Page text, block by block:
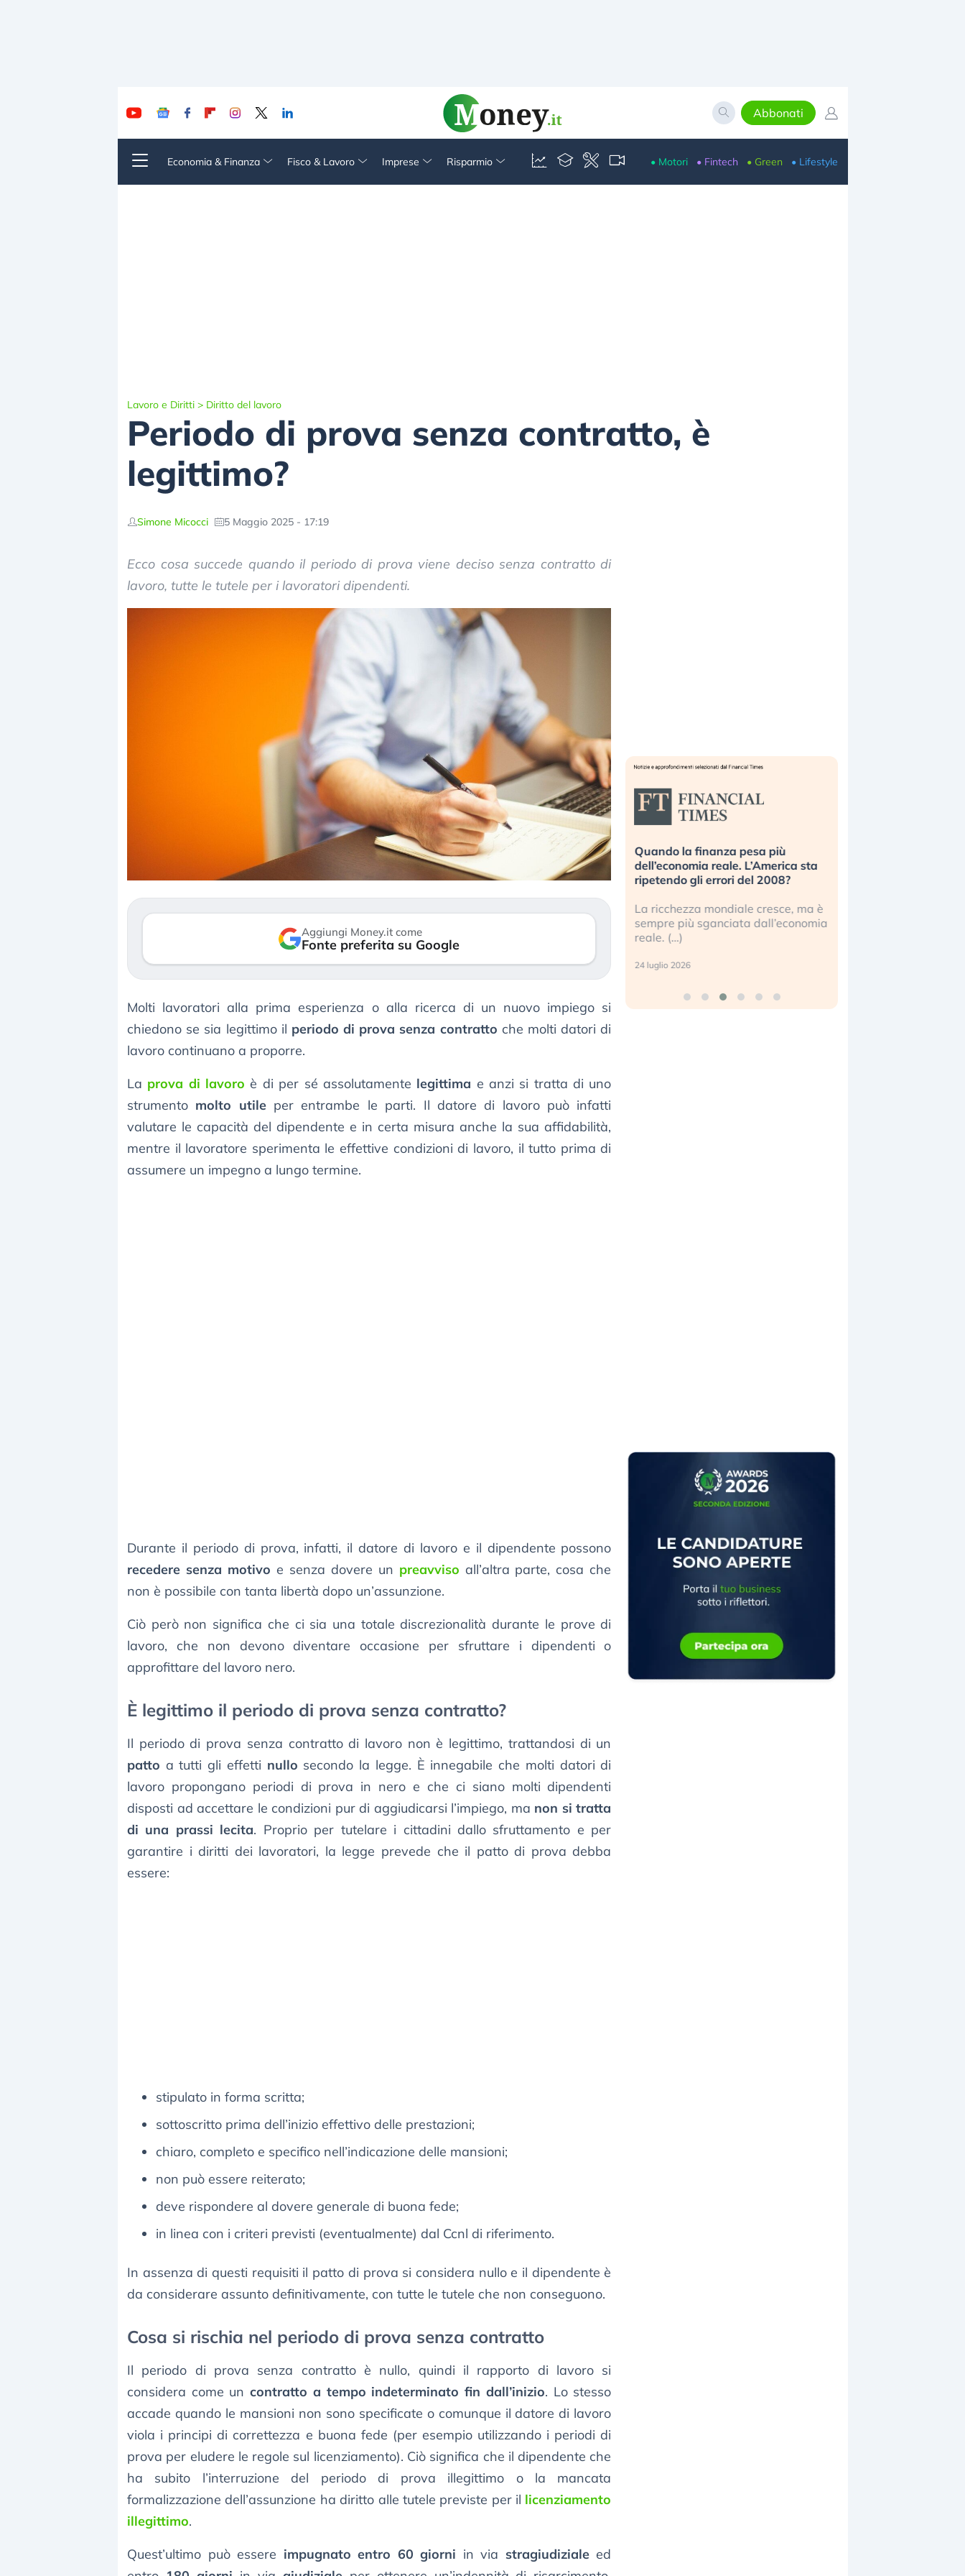
Abbonati
Economia & Finanza Fisco & Lavoro Imprese Risparmio • Motori • Fintech • Green • Lifestyle
Lavoro e Diritti > Diritto del lavoro
Periodo di prova senza contratto, è
legittimo?
Simone Micocci 5 Maggio 2025 - 17:19
Ecco cosa succede quando il periodo di prova viene deciso senza contratto di
lavoro, tutte le tutele per i lavoratori dipendenti.
Aggiungi Money.it come
Fonte preferita su Google
Molti lavoratori alla prima esperienza o alla ricerca di un nuovo impiego si
chiedono se sia legittimo il periodo di prova senza contratto che molti datori di
lavoro continuano a proporre.
La prova di lavoro è di per sé assolutamente legittima e anzi si tratta di uno
strumento molto utileper entrambe le parti. Il datore di lavoro può infatti
valutare le capacità del dipendente e in certa misura anche la sua affidabilità,
mentre il lavoratore sperimenta le effettive condizioni di lavoro, il tutto prima di
assumere un impegno a lungo termine.
Durante il periodo di prova, infatti, il datore di lavoro e il dipendente possono
recedere senza motivo e senza dovere un preavviso all’altra parte, cosa che
non è possibile con tanta libertà dopo un’assunzione.
Ciò però non significa che ci sia una totale discrezionalità durante le prove di
lavoro, che non devono diventare occasione per sfruttare i dipendenti o
approfittare del lavoro nero.
È legittimo il periodo di prova senza contratto?
Il periodo di prova senza contratto di lavoro non è legittimo, trattandosi di un
patto a tutti gli effetti nullo secondo la legge. È innegabile che molti datori di
lavoro propongano periodi di prova in nero e che ci siano molti dipendenti
disposti ad accettare le condizioni pur di aggiudicarsi l’impiego, ma non si tratta
di una prassi lecita. Proprio per tutelare i cittadini dallo sfruttamento e per
garantire i diritti dei lavoratori, la legge prevede che il patto di prova debba
essere:
stipulato in forma scritta;
sottoscritto prima dell’inizio effettivo delle prestazioni;
chiaro, completo e specifico nell’indicazione delle mansioni;
non può essere reiterato;
deve rispondere al dovere generale di buona fede;
in linea con i criteri previsti (eventualmente) dal Ccnl di riferimento.
In assenza di questi requisiti il patto di prova si considera nullo e il dipendente è
da considerare assunto definitivamente, con tutte le tutele che non conseguono.
Cosa si rischia nel periodo di prova senza contratto
Il periodo di prova senza contratto è nullo, quindi il rapporto di lavoro si
considera come uncontratto a tempo indeterminato fin dall’inizio. Lo stesso
accade quando le mansioni non sono specificate o comunque il datore di lavoro
viola i principi di correttezza e buona fede (per esempio utilizzando i periodi di
prova per eludere le regole sul licenziamento). Ciò significa che il dipendente che
ha subito l’interruzione del periodo di prova illegittimo o la mancata
formalizzazione dell’assunzione ha diritto alle tutele previste per il licenziamento
illegittimo.
Quest’ultimo può essere impugnato entro 60 giorni in via stragiudizialeed
Dalle valutazioni estreme alla
correzione. Cosa sta guidando il
repricing degli asset?
3 agosto 2026
«La mia vita è rovinata». Investitori
in preda al panico dopo lo scoppio
della bolla AI
Kospi, mentre gli investitori retail (…)
30 luglio 2026
Quando la finanza pesa più
dell’economia reale. L’America sta
ripetendo gli errori del 2008?
La ricchezza mondiale cresce, ma è
sempre più sganciata dall’economia
reale. (…)
24 luglio 2026